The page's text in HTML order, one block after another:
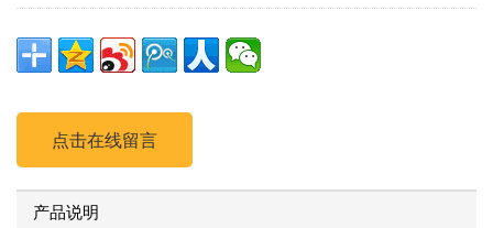
点击在线留言
产品说明